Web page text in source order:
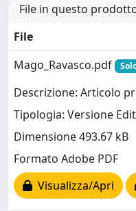
File in questo
File
Mago_Ravasco.pdf
Descrizione: Articolo
Tipologia: Versione
Dimensione 493.67 kB
Formato Adobe PDF
Visualizza/Apri